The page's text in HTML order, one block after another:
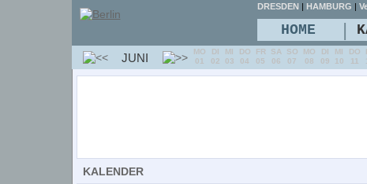
KALENDER
DRESDEN | HAMBURG |
HOME |
JUNI
MO
01
DI
02
MI
03
DO
04
FR
05
SA
06
SO
07
MO
08
DI
09
MI
10
DO
11